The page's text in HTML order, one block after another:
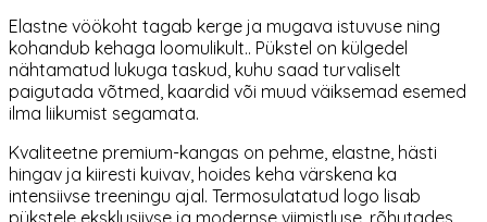
Elastne vöökoht tagab kerge ja mugava istuvuse ning
kohandub kehaga loomulikult.. Pükstel on külgedel
nähtamatud lukuga taskud, kuhu saad turvaliselt
paigutada võtmed, kaardid või muud väiksemad esemed
ilma liikumist segamata.
Kvaliteetne premium-kangas on pehme, elastne, hästi
hingav ja kiiresti kuivav, hoides keha värskena ka
intensiivse treeningu ajal. Termosulatatud logo lisab